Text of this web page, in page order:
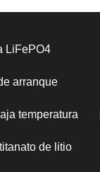
LiFePO4
arranque
temperatura
de litio